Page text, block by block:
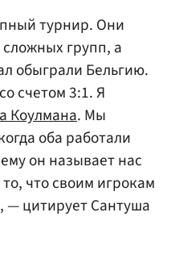
турнир. Они
групп, а
обыграли Бельгию.
счетом 3:1. Я
Коулмана. Мы
оба работали
он называет нас
что своим игрокам
— цитирует Сантуша